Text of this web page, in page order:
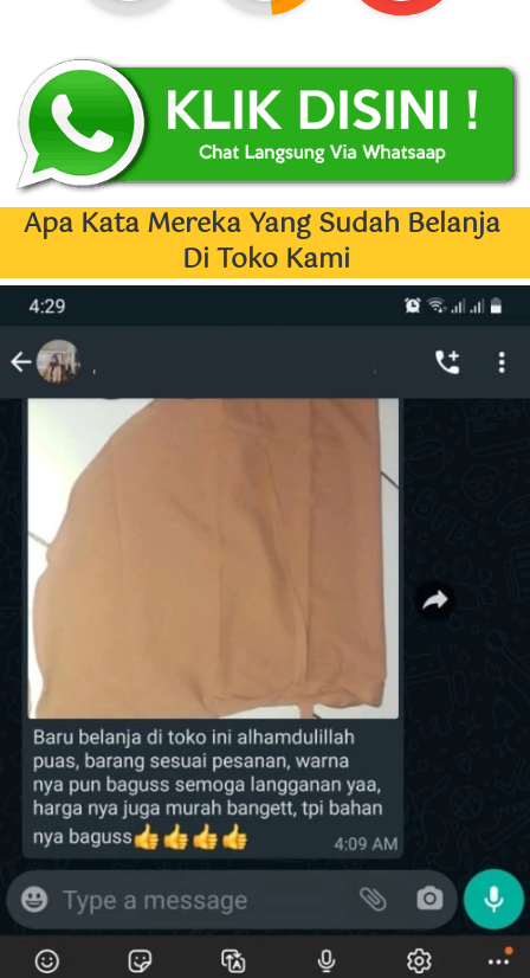
Apa Kata Mereka Yang Sudah Belanja
Di Toko Kami